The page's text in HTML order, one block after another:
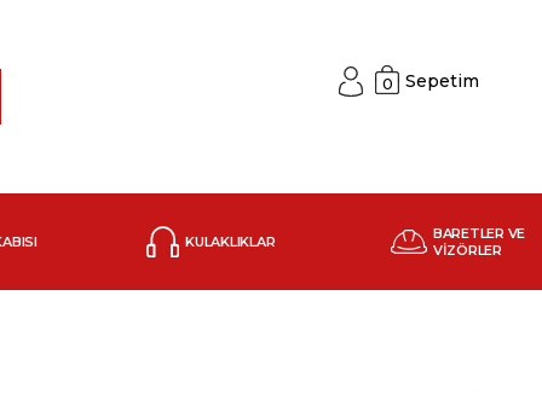
Sepetim
0
KULAKLIKLAR
BARETLER VE
VİZÖRLER